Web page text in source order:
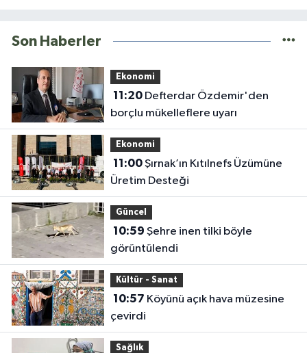
Son Haberler
Ekonomi
11:20Defterdar Özdemir'den
borçlu mükelleflere uyarı
Ekonomi
11:00Şırnak’ın Kıtılnefs Üzümüne
Üretim Desteği
Güncel
10:59
görüntülendi
Kültür - Sanat
10:57
çevirdi
Sağlık